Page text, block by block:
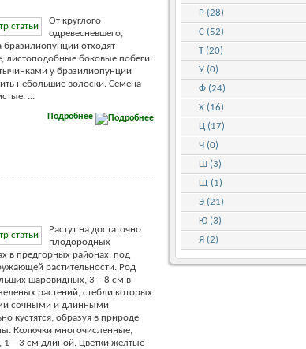
От круглого
одревесневшего,
бразилиопунции отходят
листоподобные боковые побеги.
у бразилиопунции
небольшие волоски. Семена
...
Подробнее
Растут на достаточно
плодородных
в предгорных районах, под
растительности. Род
шаровидных, 3—8 см в
растений, стебли которых
сочными и длинными
кустятся, образуя в природе
Колючки многочисленные,
1—3 см длиной. Цветки желтые
Р (28)
С (52)
Т (20)
У (0)
Ф (24)
Х (16)
Ц (17)
Ч (0)
Ш (3)
Щ (1)
Э (21)
Ю (3)
Я (2)